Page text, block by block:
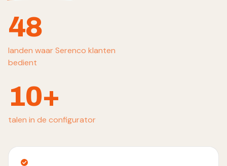
48
landen waar Serenco klanten
bedient
10+
talen in de configurator